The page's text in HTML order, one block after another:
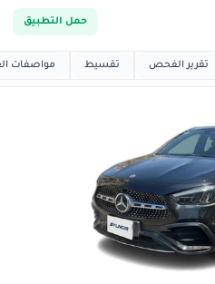
حمل التطبيق
ماركت
تقرير الفحص تقسيط مواصفات